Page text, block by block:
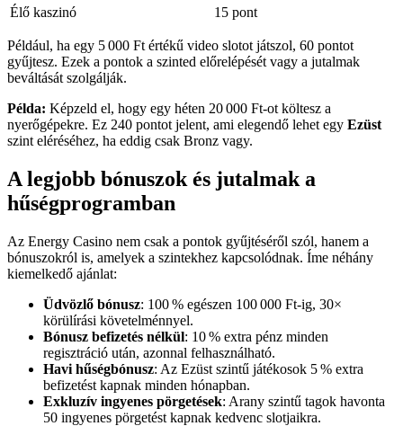
Élő kaszinó
15 pont
Például, ha egy 5 000 Ft értékű video slotot játszol, 60 pontot
gyűjtesz. Ezek a pontok a szinted előrelépését vagy a jutalmak
beváltását szolgálják.
Példa: Képzeld el, hogy egy héten 20 000 Ft-ot költesz a
nyerőgépekre. Ez 240 pontot jelent, ami elegendő lehet egy Ezüst
szint eléréséhez, ha eddig csak Bronz vagy.
A legjobb bónuszok és jutalmak a
hűségprogramban
Az Energy Casino nem csak a pontok gyűjtéséről szól, hanem a
bónuszokról is, amelyek a szintekhez kapcsolódnak. Íme néhány
kiemelkedő ajánlat:
Üdvözlő bónusz: 100 % egészen 100 000 Ft-ig, 30×
körülírási követelménnyel.
Bónusz befizetés nélkül: 10 % extra pénz minden
regisztráció után, azonnal felhasználható.
Havi hűségbónusz: Az Ezüst szintű játékosok 5 % extra
befizetést kapnak minden hónapban.
Exkluzív ingyenes pörgetések: Arany szintű tagok havonta
50 ingyenes pörgetést kapnak kedvenc slotjaikra.